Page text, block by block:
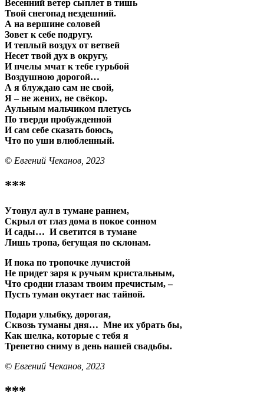
Весенний ветер сыплет в тишь
Твой снегопад нездешний.
А на вершине соловей
Зовет к себе подругу.
И теплый воздух от ветвей
Несет твой дух в округу,
И пчелы мчат к тебе гурьбой
Воздушною дорогой…
А я блуждаю сам не свой,
Я – не жених, не свёкор.
Аульным мальчиком плетусь
По тверди пробужденной
И сам себе сказать боюсь,
Что по уши влюбленный.
© Евгений Чеканов, 2023
***
Утонул аул в тумане раннем,
Скрыл от глаз дома в покое сонном
И сады… И светится в тумане
Лишь тропа, бегущая по склонам.
И пока по тропочке лучистой
Не придет заря к ручьям кристальным,
Что сродни глазам твоим пречистым, –
Пусть туман окутает нас тайной.
Подари улыбку, дорогая,
Сквозь туманы дня… Мне их убрать бы,
Как шелка, которые с тебя я
Трепетно сниму в день нашей свадьбы.
© Евгений Чеканов, 2023
***